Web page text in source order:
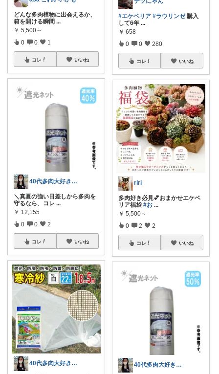
どんな多肉植物に出会えるか、
箱を開ける瞬間 ...
￥ 5,500～
0 0 1
コレ いいね
40代多肉大好き主婦の買ってよかった♥️
＼真夏の強い日差しから多肉を
守るなら、コレ ...
￥ 12,155
0 0 2
コレ いいね
40代多肉大好き主婦の買ってよかった♥️
#エケベリア #ラウリンゼ購入
して6年 ...
￥ 658
0 0 280
コレ いいね
riri
多肉好き必見💕おまかせエケベ
リア福袋 #お ...
￥ 5,500～
0 2 2
コレ いいね
40代多肉大好き主婦の買ってよかった♥️